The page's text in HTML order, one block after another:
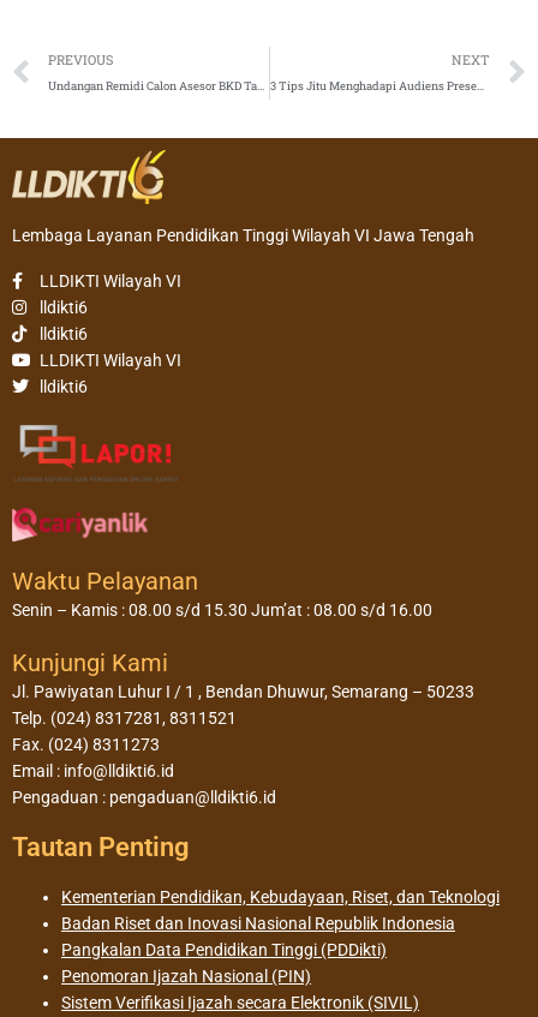
Prev
PREVIOUS
Undangan Remidi Calon Asesor BKD Tahun 2020, tanggal 17 November 2020
NEXT
3 Tips Jitu Menghadapi Audiens Presentasi Yang Lebih Senior Dari Anda
Lembaga Layanan Pendidikan Tinggi Wilayah VI Jawa Tengah
LLDIKTI Wilayah VI
lldikti6
lldikti6
LLDIKTI Wilayah VI
lldikti6
Waktu Pelayanan
Senin – Kamis : 08.00 s/d 15.30 Jum’at : 08.00 s/d 16.00
Kunjungi Kami
Jl. Pawiyatan Luhur I / 1 , Bendan Dhuwur, Semarang – 50233
Telp. (024) 8317281, 8311521
Fax. (024) 8311273
Email : info@lldikti6.id
Pengaduan : pengaduan@lldikti6.id
Tautan Penting
Kementerian Pendidikan, Kebudayaan, Riset, dan Teknologi
Badan Riset dan Inovasi Nasional Republik Indonesia
Pangkalan Data Pendidikan Tinggi (PDDikti)
Penomoran Ijazah Nasional (PIN)
Sistem Verifikasi Ijazah secara Elektronik (SIVIL)